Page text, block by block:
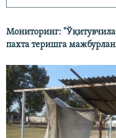
Мониторинг:
пахта теришга